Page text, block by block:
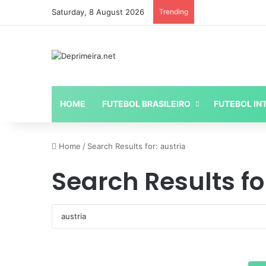
Saturday, 8 August 2026 Trending
HOME FUTEBOL BRASILEIRO FUTEBOL
Home / Search Results for: austria
Search Results